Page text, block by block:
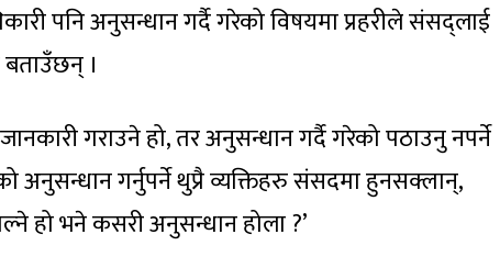
पनि अनुसन्धान गर्दै गरेको विषयमा प्रहरीले संसद्लाई
।
गराउने हो, तर अनुसन्धान गर्दै गरेको पठाउनु नपर्ने
अनुसन्धान गर्नुपर्ने थुप्रै व्यक्तिहरु संसदमा हुनसक्लान्,
हो भने कसरी अनुसन्धान होला ?’